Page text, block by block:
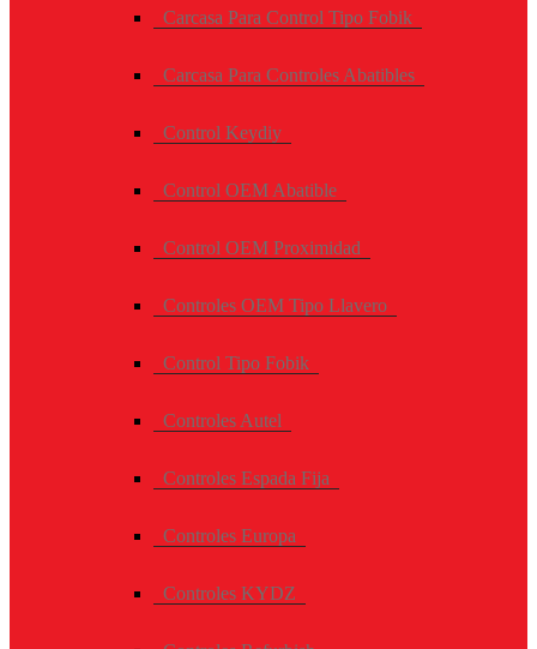
Carcasa Para Control Tipo Fobik
Carcasa Para Controles Abatibles
Control Keydiy
Control OEM Abatible
Control OEM Proximidad
Controles OEM Tipo Llavero
Control Tipo Fobik
Controles Autel
Controles Espada Fija
Controles Europa
Controles KYDZ